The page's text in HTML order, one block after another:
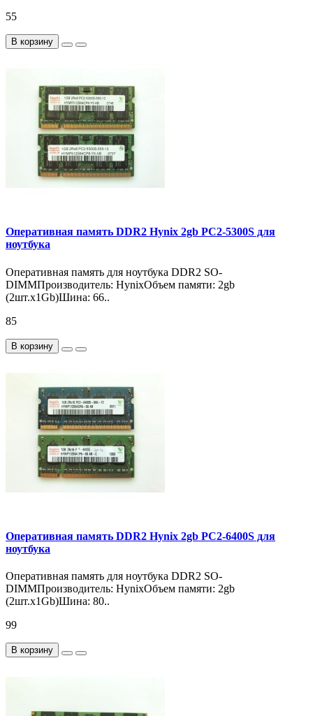
55
В корзину
Оперативная память DDR2 Hynix 2gb PC2-5300S для
ноутбука
Оперативная память для ноутбука DDR2 SO-
DIMMПроизводитель: HynixОбъем памяти: 2gb
(2шт.x1Gb)Шина: 66..
85
В корзину
Оперативная память DDR2 Hynix 2gb PC2-6400S для
ноутбука
Оперативная память для ноутбука DDR2 SO-
DIMMПроизводитель: HynixОбъем памяти: 2gb
(2шт.x1Gb)Шина: 80..
99
В корзину